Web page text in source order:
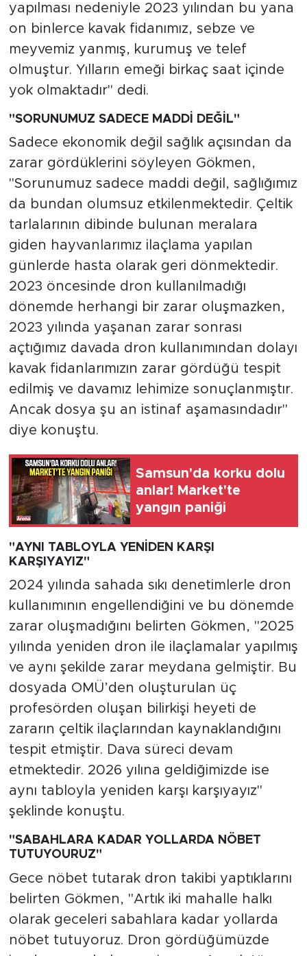
yapılması nedeniyle 2023 yılından bu yana
on binlerce kavak fidanımız, sebze ve
meyvemiz yanmış, kurumuş ve telef
olmuştur. Yılların emeği birkaç saat içinde
yok olmaktadır" dedi.
"SORUNUMUZ SADECE MADDİ DEĞİL"
Sadece ekonomik değil sağlık açısından da
zarar gördüklerini söyleyen Gökmen,
"Sorunumuz sadece maddi değil, sağlığımız
da bundan olumsuz etkilenmektedir. Çeltik
tarlalarının dibinde bulunan meralara
giden hayvanlarımız ilaçlama yapılan
günlerde hasta olarak geri dönmektedir.
2023 öncesinde dron kullanılmadığı
dönemde herhangi bir zarar oluşmazken,
2023 yılında yaşanan zarar sonrası
açtığımız davada dron kullanımından dolayı
kavak fidanlarımızın zarar gördüğü tespit
edilmiş ve davamız lehimize sonuçlanmıştır.
Ancak dosya şu an istinaf aşamasındadır"
diye konuştu.
Samsun'da korku dolu
anlar! Market'te
yangın paniği
"AYNI TABLOYLA YENİDEN KARŞI
KARŞIYAYIZ"
2024 yılında sahada sıkı denetimlerle dron
kullanımının engellendiğini ve bu dönemde
zarar oluşmadığını belirten Gökmen, "2025
yılında yeniden dron ile ilaçlamalar yapılmış
ve aynı şekilde zarar meydana gelmiştir. Bu
dosyada OMÜ’den oluşturulan üç
profesörden oluşan bilirkişi heyeti de
zararın çeltik ilaçlarından kaynaklandığını
tespit etmiştir. Dava süreci devam
etmektedir. 2026 yılına geldiğimizde ise
aynı tabloyla yeniden karşı karşıyayız"
şeklinde konuştu.
"SABAHLARA KADAR YOLLARDA NÖBET
TUTUYOURUZ"
Gece nöbet tutarak dron takibi yaptıklarını
belirten Gökmen, "Artık iki mahalle halkı
olarak geceleri sabahlara kadar yollarda
nöbet tutuyoruz. Dron gördüğümüzde